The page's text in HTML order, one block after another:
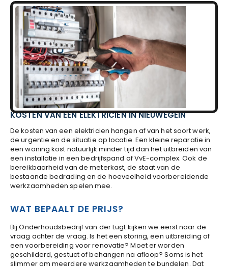
KOSTEN VAN EEN ELEKTRICIEN IN NIEUWEGEIN
De kosten van een elektricien hangen af van het soort werk,
de urgentie en de situatie op locatie. Een kleine reparatie in
een woning kost natuurlijk minder tijd dan het uitbreiden van
een installatie in een bedrijfspand of VvE-complex. Ook de
bereikbaarheid van de meterkast, de staat van de
bestaande bedrading en de hoeveelheid voorbereidende
werkzaamheden spelen mee.
WAT BEPAALT DE PRIJS?
Bij Onderhoudsbedrijf van der Lugt kijken we eerst naar de
vraag achter de vraag. Is het een storing, een uitbreiding of
een voorbereiding voor renovatie? Moet er worden
geschilderd, gestuct of behangen na afloop? Soms is het
slimmer om meerdere werkzaamheden te bundelen. Dat